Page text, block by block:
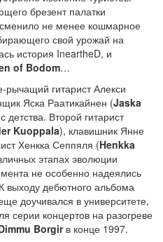
брезент палатки
не менее кошмарное
свой урожай на
история IneartheD, и
of Bodom…
гитарист Алекси
Яска Раатикайнен (Jaska
Второй гитарист
Kuoppala), клавишник Янне
Хенкка Сеппяля (Henkka
этапах эволюции
не особенно надеялись
выходу дебютного альбома
доучивался в университете,
серии концертов на разогреве
Borgirв конце 1997.